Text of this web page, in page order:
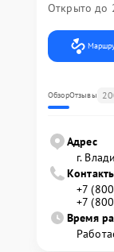
Открыто до
ОбзорОтзывы
Адрес
г.
+7
+7
Время